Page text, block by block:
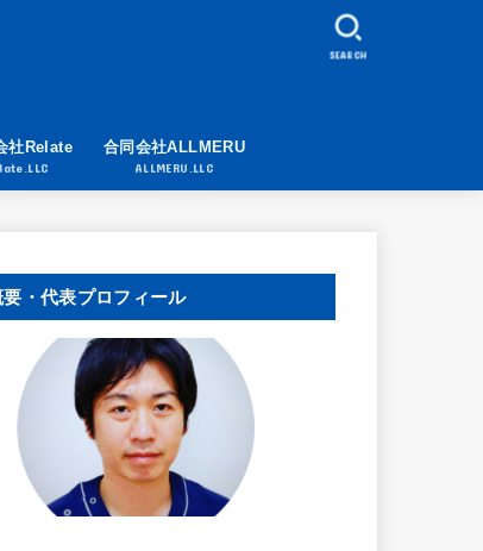
社Relate 合同会社ALLMERU
ALLMERU.LLC
SEARCH
要・代表プロフィール